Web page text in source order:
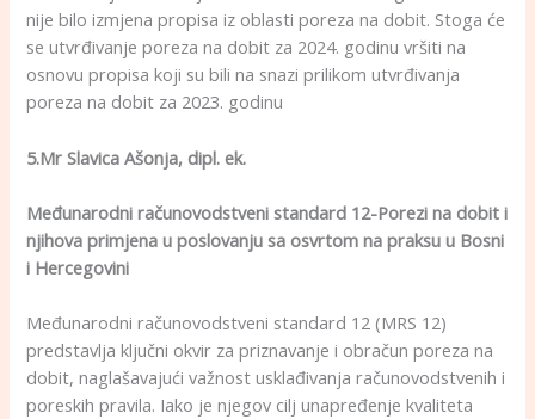
nije bilo izmjena propisa iz oblasti poreza na dobit. Stoga će
se utvrđivanje poreza na dobit za 2024. godinu vršiti na
osnovu propisa koji su bili na snazi prilikom utvrđivanja
poreza na dobit za 2023. godinu
5.Mr Slavica Ašonja, dipl. ek.
Međunarodni računovodstveni standard 12-Porezi na dobit i
njihova primjena u poslovanju sa osvrtom na praksu u Bosni
i Hercegovini
Međunarodni računovodstveni standard 12 (MRS 12)
predstavlja ključni okvir za priznavanje i obračun poreza na
dobit, naglašavajući važnost usklađivanja računovodstvenih i
poreskih pravila. Iako je njegov cilj unapređenje kvaliteta